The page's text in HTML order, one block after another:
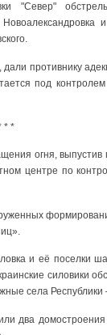
"Север"
противнику
под
* *
огня,
центре по
и её поселки
силовики
села Республики
два